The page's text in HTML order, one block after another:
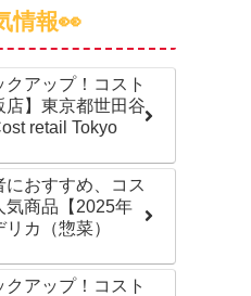
情報👀
クアップ！コスト
店】東京都世田谷
retail Tokyo
におすすめ、コス
気商品【2025年
リカ（惣菜）
クアップ！コスト